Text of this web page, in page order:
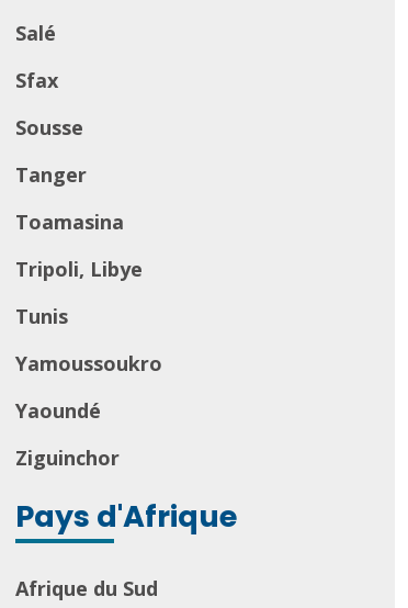
Salé
Sfax
Sousse
Tanger
Toamasina
Tripoli, Libye
Tunis
Yamoussoukro
Yaoundé
Ziguinchor
Pays d'Afrique
Afrique du Sud